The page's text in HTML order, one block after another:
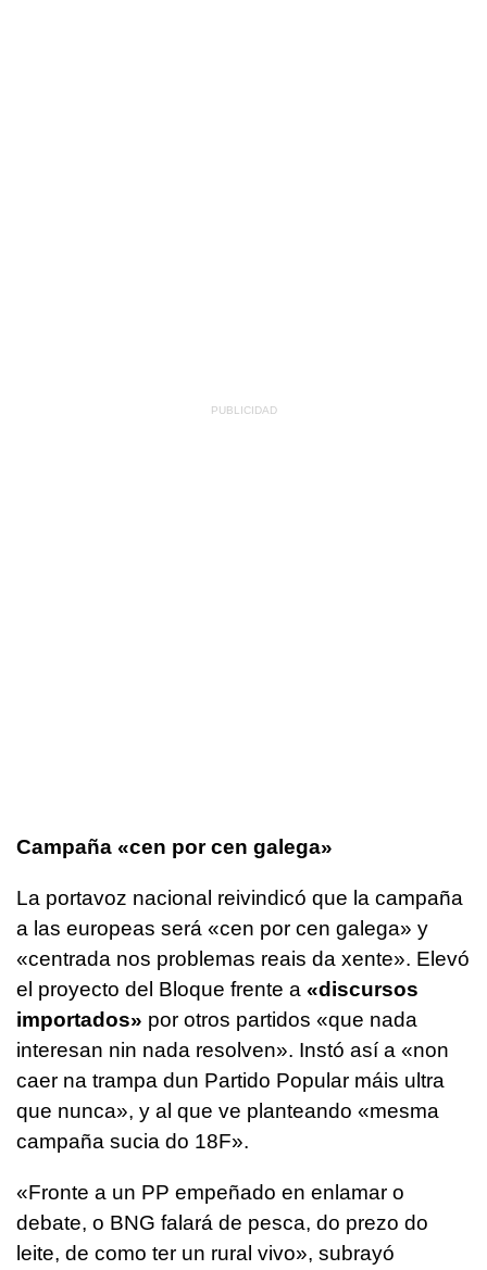
Campaña «cen por cen galega»
La portavoz nacional reivindicó que la campaña
a las europeas será «cen por cen galega» y
«centrada nos problemas reais da xente». Elevó
el proyecto del Bloque frente a «discursos
importados» por otros partidos «que nada
interesan nin nada resolven». Instó así a «non
caer na trampa dun Partido Popular máis ultra
que nunca», y al que ve planteando «mesma
campaña sucia do 18F».
«Fronte a un PP empeñado en enlamar o
debate, o BNG falará de pesca, do prezo do
leite, de como ter un rural vivo», subrayó